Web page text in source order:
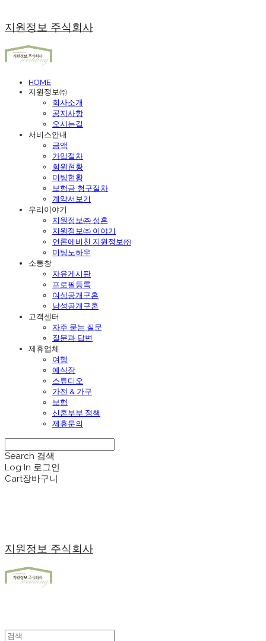
지원정보 주식회사
HOME
지원정보㈜
회사소개
공지사항
오시는길
서비스안내
금액
가입절차
회원현황
미팅현황
보험금 청구절차
계약서보기
우리이야기
지원정보㈜ 성혼
지원정보㈜ 이야기
언론에비친 지원정보㈜
미팅노하우
소통창
자유게시판
프로필등록
여성공개구혼
남성공개구혼
고객센터
자주 묻는 질문
질문과 답변
제휴업체
여행
예식장
스튜디오
가전 & 가구
보험
신혼부부 정책
제휴문의
Search 검색
Log In 로그인
Cart장바구니
지원정보 주식회사